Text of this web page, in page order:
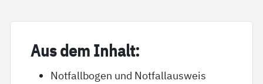
Aus dem In­halt:
Notfallbogen und Notfallausweis